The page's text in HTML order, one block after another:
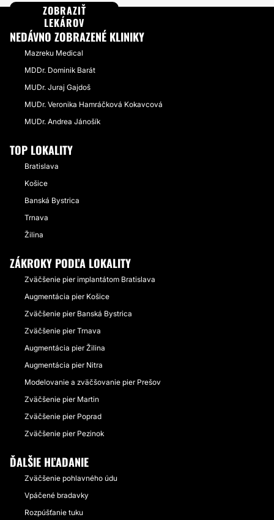
ZOBRAZIŤ
LEKÁROV
NEDÁVNO ZOBRAZENÉ KLINIKY
Mazreku Medical
MDDr. Dominik Barát
MUDr. Juraj Gajdoš
MUDr. Veronika Hamráčková Kokavcová
MUDr. Andrea Jánošík
TOP LOKALITY
Bratislava
Košice
Banská Bystrica
Trnava
Žilina
ZÁKROKY PODĽA LOKALITY
Zväčšenie pier implantátom Bratislava
Augmentácia pier Košice
Zväčšenie pier Banská Bystrica
Zväčšenie pier Trnava
Augmentácia pier Žilina
Augmentácia pier Nitra
Modelovanie a zväčšovanie pier Prešov
Zväčšenie pier Martin
Zväčšenie pier Poprad
Zväčšenie pier Pezinok
ĎALŠIE HĽADANIE
Zväčšenie pohlavného údu
Vpáčené bradavky
Rozpúšťanie tuku